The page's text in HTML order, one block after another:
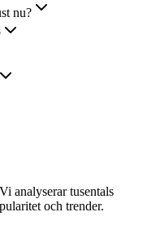
nu?
analyserar tusentals
och trender.